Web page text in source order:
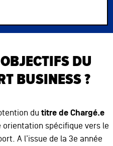
DU
BUSINESS ?
du titre de Chargé.e
orientation spécifique vers le
A l’issue de la 3e année